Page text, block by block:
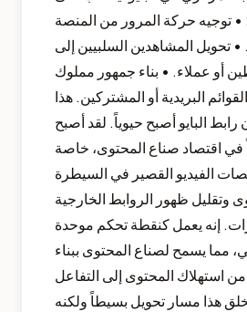
توجيه حركة المرور من المنصة
تحويل المشاهدين السلبيين إلى
أو عملاء. • بناء جمهور مملوك
البريدية أو المشتركين. هذا
البايو أصبح حيوياً. لقد أصبح
في اقتصاد صناع المحتوى، خاصة
الفيديو القصير في السيطرة
وتقليل ظهور الروابط الخارجية
إنه يعمل كنقطة تحكم موحدة
مما يسمح لصناع المحتوى ببناء
استهلاك المحتوى إلى التفاعل
هذا مسار تحويل بسيطاً ولكنه